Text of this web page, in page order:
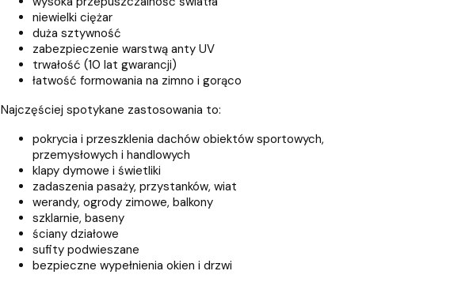
niewielki ciężar
duża sztywność
zabezpieczenie warstwą anty UV
trwałość (10 lat gwarancji)
łatwość formowania na zimno i gorąco
Najczęściej spotykane zastosowania to:
pokrycia i przeszklenia dachów obiektów sportowych,
przemysłowych i handlowych
klapy dymowe i świetliki
zadaszenia pasaży, przystanków, wiat
werandy, ogrody zimowe, balkony
szklarnie, baseny
ściany działowe
sufity podwieszane
bezpieczne wypełnienia okien i drzwi